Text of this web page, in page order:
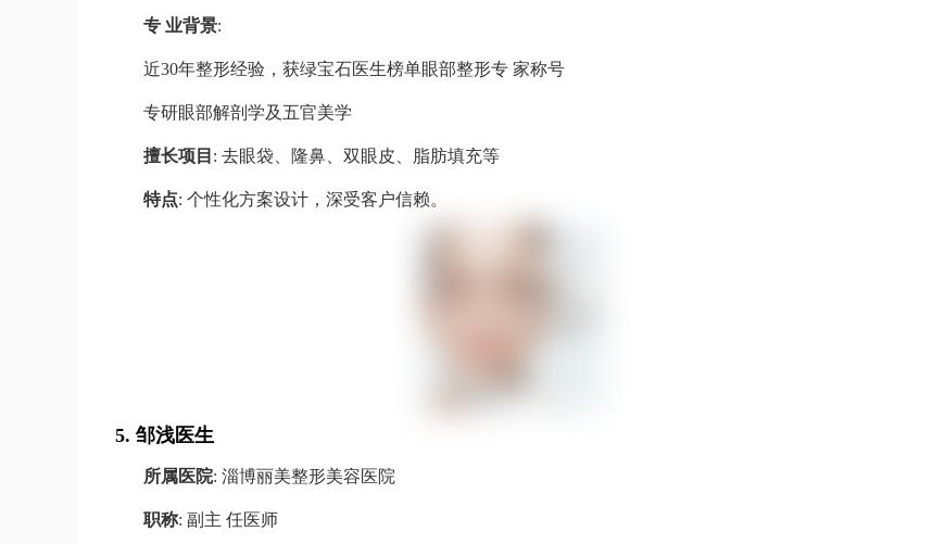
专 业背景:
近30年整形经验，获绿宝石医生榜单眼部整形专 家称号
专研眼部解剖学及五官美学
擅长项目 : 去眼袋、隆鼻、双眼皮、脂肪填充等
特点: 个性化方案设计，深受客户信赖。
5. 邹浅医生
所属医院: 淄博丽美整形美容医院
职称: 副主 任医师